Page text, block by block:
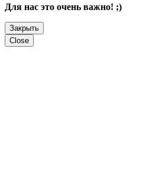
Для нас это очень важно! ;)
Закрыть
Close